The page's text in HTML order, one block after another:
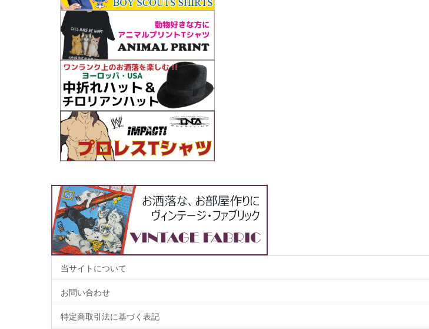
当サイトについて
お問い合わせ
特定商取引法に基づく表記